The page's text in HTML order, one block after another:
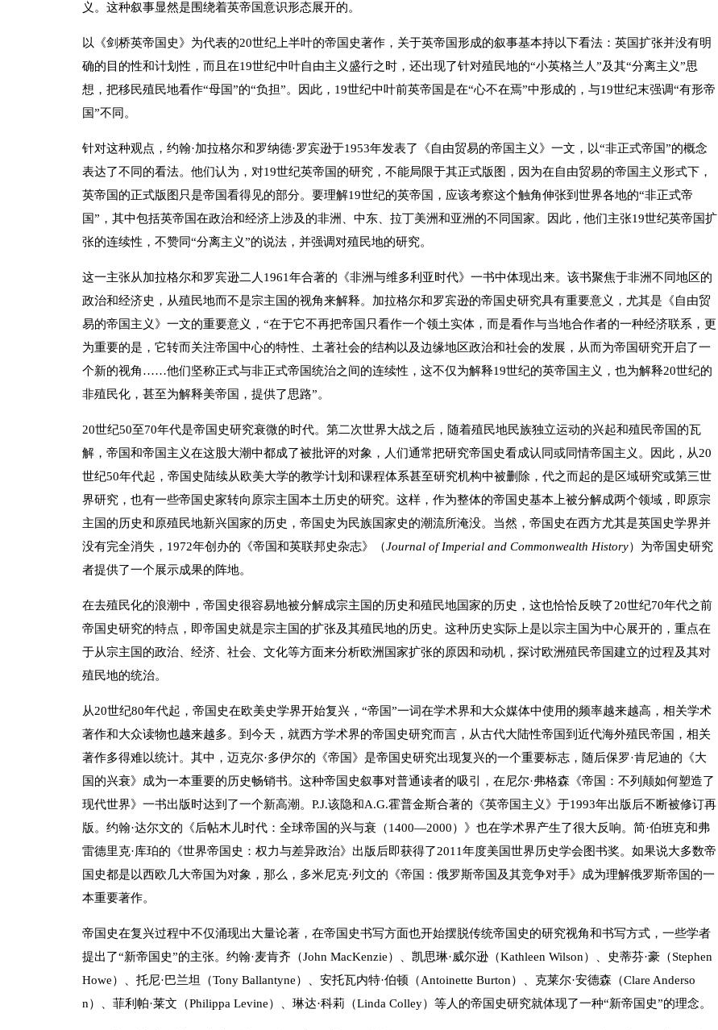
义。这种叙事显然是围绕着英帝国意识形态展开的。
以《剑桥英帝国史》为代表的20世纪上半叶的帝国史著作，关于英帝国形成的叙事基本持以下看法：英国扩张并没有明
确的目的性和计划性，而且在19世纪中叶自由主义盛行之时，还出现了针对殖民地的“小英格兰人”及其“分离主义”思
想，把移民殖民地看作“母国”的“负担”。因此，19世纪中叶前英帝国是在“心不在焉”中形成的，与19世纪末强调“有形帝
国”不同。
针对这种观点，约翰·加拉格尔和罗纳德·罗宾逊于1953年发表了《自由贸易的帝国主义》一文，以“非正式帝国”的概念
表达了不同的看法。他们认为，对19世纪英帝国的研究，不能局限于其正式版图，因为在自由贸易的帝国主义形式下，
英帝国的正式版图只是帝国看得见的部分。要理解19世纪的英帝国，应该考察这个触角伸张到世界各地的“非正式帝
国”，其中包括英帝国在政治和经济上涉及的非洲、中东、拉丁美洲和亚洲的不同国家。因此，他们主张19世纪英帝国扩
张的连续性，不赞同“分离主义”的说法，并强调对殖民地的研究。
这一主张从加拉格尔和罗宾逊二人1961年合著的《非洲与维多利亚时代》一书中体现出来。该书聚焦于非洲不同地区的
政治和经济史，从殖民地而不是宗主国的视角来解释。加拉格尔和罗宾逊的帝国史研究具有重要意义，尤其是《自由贸
易的帝国主义》一文的重要意义，“在于它不再把帝国只看作一个领土实体，而是看作与当地合作者的一种经济联系，更
为重要的是，它转而关注帝国中心的特性、土著社会的结构以及边缘地区政治和社会的发展，从而为帝国研究开启了一
个新的视角……他们坚称正式与非正式帝国统治之间的连续性，这不仅为解释19世纪的英帝国主义，也为解释20世纪的
非殖民化，甚至为解释美帝国，提供了思路”。
20世纪50至70年代是帝国史研究衰微的时代。第二次世界大战之后，随着殖民地民族独立运动的兴起和殖民帝国的瓦
解，帝国和帝国主义在这股大潮中都成了被批评的对象，人们通常把研究帝国史看成认同或同情帝国主义。因此，从20
世纪50年代起，帝国史陆续从欧美大学的教学计划和课程体系甚至研究机构中被删除，代之而起的是区域研究或第三世
界研究，也有一些帝国史家转向原宗主国本土历史的研究。这样，作为整体的帝国史基本上被分解成两个领域，即原宗
主国的历史和原殖民地新兴国家的历史，帝国史为民族国家史的潮流所淹没。当然，帝国史在西方尤其是英国史学界并
没有完全消失，1972年创办的《帝国和英联邦史杂志》（Journal of Imperial and Commonwealth History）为帝国史研究
者提供了一个展示成果的阵地。
在去殖民化的浪潮中，帝国史很容易地被分解成宗主国的历史和殖民地国家的历史，这也恰恰反映了20世纪70年代之前
帝国史研究的特点，即帝国史就是宗主国的扩张及其殖民地的历史。这种历史实际上是以宗主国为中心展开的，重点在
于从宗主国的政治、经济、社会、文化等方面来分析欧洲国家扩张的原因和动机，探讨欧洲殖民帝国建立的过程及其对
殖民地的统治。
从20世纪80年代起，帝国史在欧美史学界开始复兴，“帝国”一词在学术界和大众媒体中使用的频率越来越高，相关学术
著作和大众读物也越来越多。到今天，就西方学术界的帝国史研究而言，从古代大陆性帝国到近代海外殖民帝国，相关
著作多得难以统计。其中，迈克尔·多伊尔的《帝国》是帝国史研究出现复兴的一个重要标志，随后保罗·肯尼迪的《大
国的兴衰》成为一本重要的历史畅销书。这种帝国史叙事对普通读者的吸引，在尼尔·弗格森《帝国：不列颠如何塑造了
现代世界》一书出版时达到了一个新高潮。P.J.该隐和A.G.霍普金斯合著的《英帝国主义》于1993年出版后不断被修订再
版。约翰·达尔文的《后帖木儿时代：全球帝国的兴与衰（1400—2000）》也在学术界产生了很大反响。简·伯班克和弗
雷德里克·库珀的《世界帝国史：权力与差异政治》出版后即获得了2011年度美国世界历史学会图书奖。如果说大多数帝
国史都是以西欧几大帝国为对象，那么，多米尼克·列文的《帝国：俄罗斯帝国及其竞争对手》成为理解俄罗斯帝国的一
本重要著作。
帝国史在复兴过程中不仅涌现出大量论著，在帝国史书写方面也开始摆脱传统帝国史的研究视角和书写方式，一些学者
提出了“新帝国史”的主张。约翰·麦肯齐（John MacKenzie）、凯思琳·威尔逊（Kathleen Wilson）、史蒂芬·豪（Stephen
Howe）、托尼·巴兰坦（Tony Ballantyne）、安托瓦内特·伯顿（Antoinette Burton）、克莱尔·安德森（Clare Anderso
n）、菲利帕·莱文（Philippa Levine）、琳达·科莉（Linda Colley）等人的帝国史研究就体现了一种“新帝国史”的理念。